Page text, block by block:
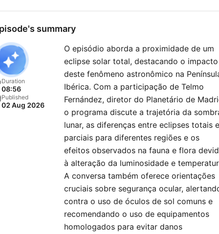
summary
Duration
08:56
Published
02 Aug 2026
O episódio aborda a proximidade de um
eclipse solar total, destacando o impacto
deste fenômeno astronômico na
Ibérica. Com a participação de Telmo
Fernández, diretor do Planetário de
o programa discute a trajetória da
lunar, as diferenças entre eclipses totais e
parciais para diferentes regiões e os
efeitos observados na fauna e flora
à alteração da luminosidade e
A conversa também oferece orientações
cruciais sobre segurança ocular,
contra o uso de óculos de sol comuns e
recomendando o uso de equipamentos
homologados para evitar danos